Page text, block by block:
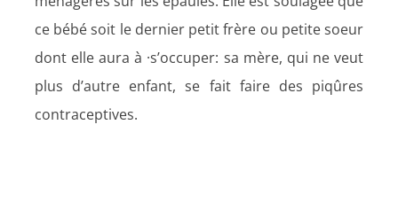
ce bébé soit le dernier petit frère ou petite soeur
dont elle aura à ·s’occuper: sa mère, qui ne veut
plus d’autre enfant, se fait faire des piqûres
contraceptives.